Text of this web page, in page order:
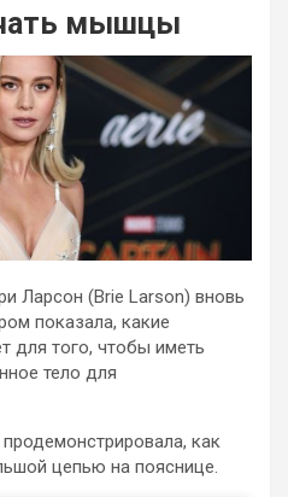
мышцы
Ларсон (Brie Larson) вновь
показала, какие
для того, чтобы иметь
тело для
как
цепью на пояснице.